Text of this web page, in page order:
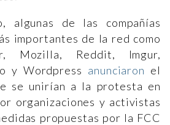
algunas de las compañías
importantes de la red como
Mozilla, Reddit, Imgur,
y Wordpress anunciaron el
se unirían a la protesta en
organizaciones y activistas
propuestas por la FCC